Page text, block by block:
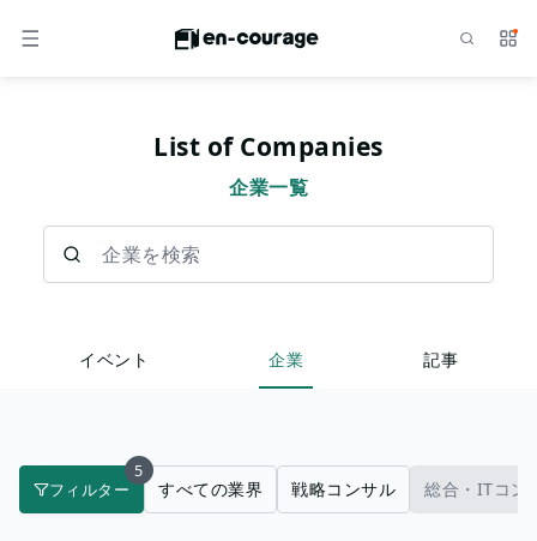
メニュー サ
List of Companies
企業一覧
イベント 企業 記事
フィルター
5
すべての業界 戦略コンサル 総合・ITコン